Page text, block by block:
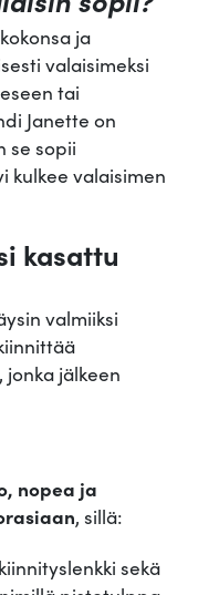
ja
valaisimeksi
tai
Janette on
se sopii
kulkee valaisimen
kasattu
valmiiksi
jälkeen
nopea ja
, sillä:
sekä